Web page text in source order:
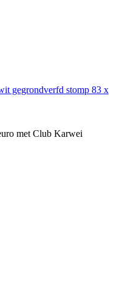
gegrondverfd stomp 83 x
met Club Karwei